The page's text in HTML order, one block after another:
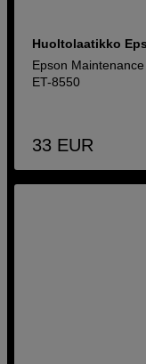
Huoltolaatikko
Epson
ET-8550
33 EUR